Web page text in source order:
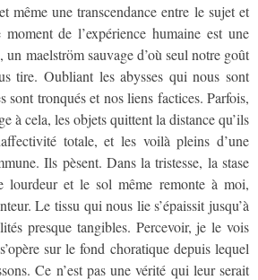
même une transcendance entre le sujet et
de l’expérience humaine est une
un maelström sauvage d’où seul notre goût
tire. Oubliant les abysses qui nous sont
sont tronqués et nos liens factices. Parfois,
à cela, les objets quittent la distance qu’ils
totale, et les voilà pleins d’une
Ils pèsent. Dans la tristesse, la stase
lourdeur et le sol même remonte à moi,
Le tissu qui nous lie s’épaissit jusqu’à
presque tangibles. Percevoir, je le vois
sur le fond choratique depuis lequel
Ce n’est pas une vérité qui leur serait